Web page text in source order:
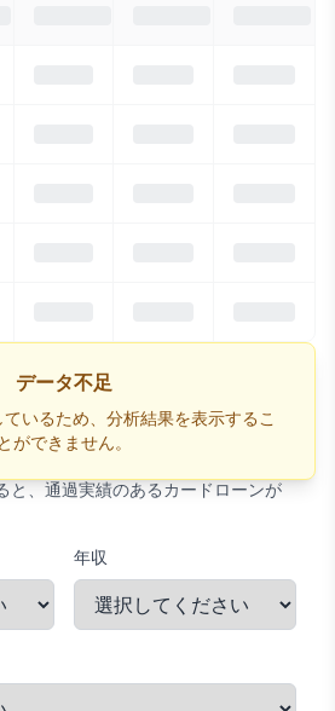
データ不足
いるため、分析結果を表示するこ
とができません。
の人が通過したカードローン
と、通過実績のあるカードローンが
年収